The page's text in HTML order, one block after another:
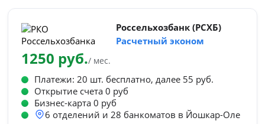
Россельхозбанк (РСХБ)
Расчетный эконом
1250 руб./ мес.
Платежи: 20 шт. бесплатно, далее 55 руб.
Открытие счета 0 руб
Бизнес-карта 0 руб
6 отделений и 28 банкоматов в Йошкар-Оле